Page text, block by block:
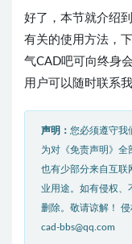
好了，本节就介绍
有关的使用方法，
气CAD吧可向终身
用户可以随时联系
声明： 您必须遵守我
为对《免责声明》全
也有少部分来自互联
业用途。如有侵权、
删除。敬请谅解！
cad-bbs@qq.com